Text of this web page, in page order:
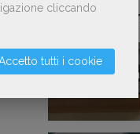
cliccando
tutti i cookie
LE PIÙ
1
Con
cinema